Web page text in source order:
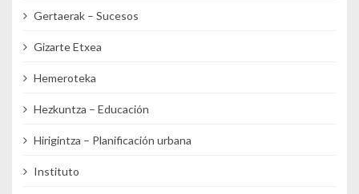
Gertaerak – Sucesos
Gizarte Etxea
Hemeroteka
Hezkuntza – Educación
Hirigintza – Planificación urbana
Instituto